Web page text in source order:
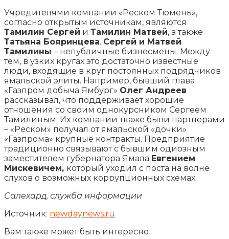
Учредителями компании «Реском Тюмень»,
согласно открытым источникам, являются
Тамилин Сергей и Тамилин Матвей, а также
Татьяна Бояринцева. Сергей и Матвей
Тамилины – непубличные бизнесмены. Между
тем, в узких кругах это достаточно известные
люди, входящие в круг постоянных подрядчиков
ямальской элиты. Например, бывший глава
«Газпром добыча Ямбург» Олег Андреев
рассказывал, что поддерживает хорошие
отношения со своим однокурсником Сергеем
Тамилиным. Их компании ткаже были партнерами
– «Реском» получал от ямальской «дочки»
«Газпрома» крупные контракты. Предприятие
традиционно связывают с бывшим одиозным
заместителем губернатора Ямала Евгением
Мискевичем, который уходил с поста на волне
слухов о возможных коррупционных схемах.
Салехард, служба информации
Источник: newdaynews.ru
Вам также может быть интересно